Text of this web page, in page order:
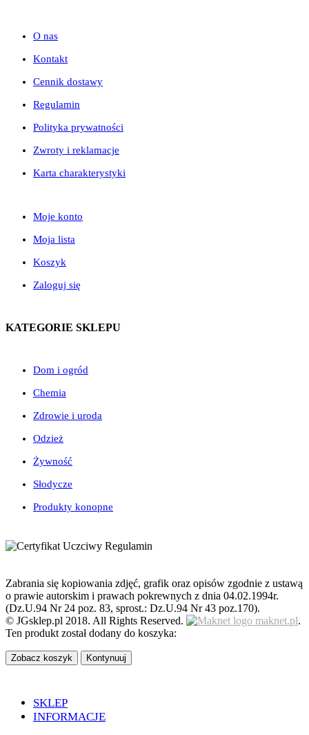
O nas
Kontakt
Cennik dostawy
Regulamin
Polityka prywatności
Zwroty i reklamacje
Karta charakterystyki
Moje konto
Moja lista
Koszyk
Zaloguj się
KATEGORIE SKLEPU
Dom i ogród
Chemia
Zdrowie i uroda
Odzież
Żywność
Słodycze
Produkty konopne
Zabrania się kopiowania zdjęć, grafik oraz opisów zgodnie z ustawą
o prawie autorskim i prawach pokrewnych z dnia 04.02.1994r.
(Dz.U.94 Nr 24 poz. 83, sprost.: Dz.U.94 Nr 43 poz.170).
© JGsklep.pl 2018. All Rights Reserved.
maknet.pl.
Ten produkt został dodany do koszyka:
Zobacz koszyk Kontynuuj
SKLEP
INFORMACJE